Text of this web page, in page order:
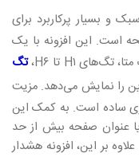
و بسیار پرکاربرد برای
است. این افزونه با یک
متا، تگ‌های
تا ،تگ
را نمایش می‌دهد. مزیت
ساده است. به کمک این
عنوان صفحه بیش از حد
بر این، افزونه هشدار